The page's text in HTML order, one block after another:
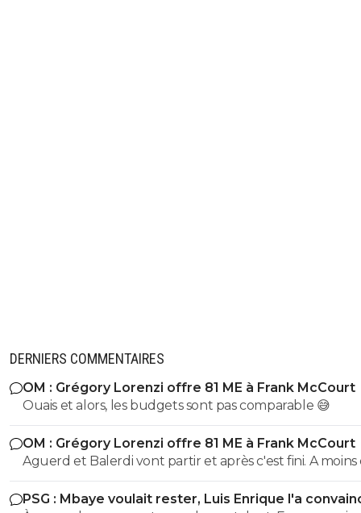
DERNIERS COMMENTAIRES
OM : Grégory Lorenzi offre 81 ME à Frank McCourt
Ouais et alors, les budgets sont pas comparable 😅
OM : Grégory Lorenzi offre 81 ME à Frank McCourt
Aguerd et Balerdi vont partir et après c'est fini. A moins d'une
offre irrefusable. Avec ça on va arriver a a peu près a
avec les salaires économisés
PSG : Mbaye voulait rester, Luis Enrique l'a